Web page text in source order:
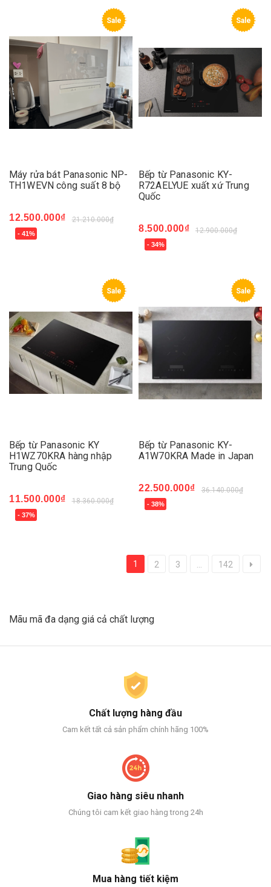
Sale
Máy rửa bát Panasonic NP-
TH1WEVN công suất 8 bộ
12.500.000₫ 21.210.000₫
- 41%
Sale
Bếp từ Panasonic KY-
R72AELYUE xuất xứ Trung
Quốc
8.500.000₫ 12.900.000₫
- 34%
Sale
Bếp từ Panasonic KY
H1WZ70KRA hàng nhập
Trung Quốc
11.500.000₫ 18.360.000₫
- 37%
Sale
Bếp từ Panasonic KY-
A1W70KRA Made in Japan
22.500.000₫ 36.140.000₫
- 38%
1 2 3 142
Mãu mã đa dạng giá cả chất lượng
Chất lượng hàng đầu
Cam kết tất cả sản phẩm chính hãng 100%
Giao hàng siêu nhanh
Chúng tôi cam kết giao hàng trong 24h
Mua hàng tiết kiệm